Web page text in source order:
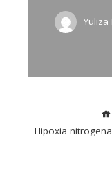
Yuliza
Hipoxia